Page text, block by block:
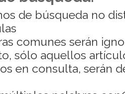
de búsqueda no
comunes serán
sólo aquellos
en consulta, serán